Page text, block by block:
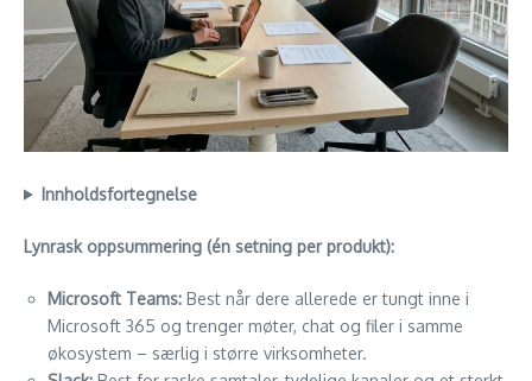
Innholdsfortegnelse
Lynrask oppsummering (én setning per produkt):
Microsoft Teams: Best når dere allerede er tungt inne i
Microsoft 365 og trenger møter, chat og filer i samme
økosystem – særlig i større virksomheter.